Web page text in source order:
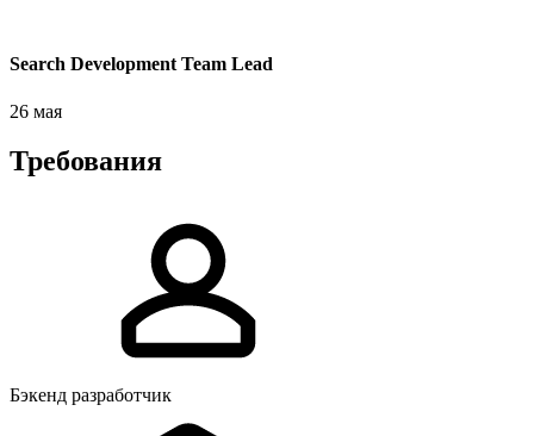
Search Development Team Lead
26 мая
Требования
Бэкенд разработчик